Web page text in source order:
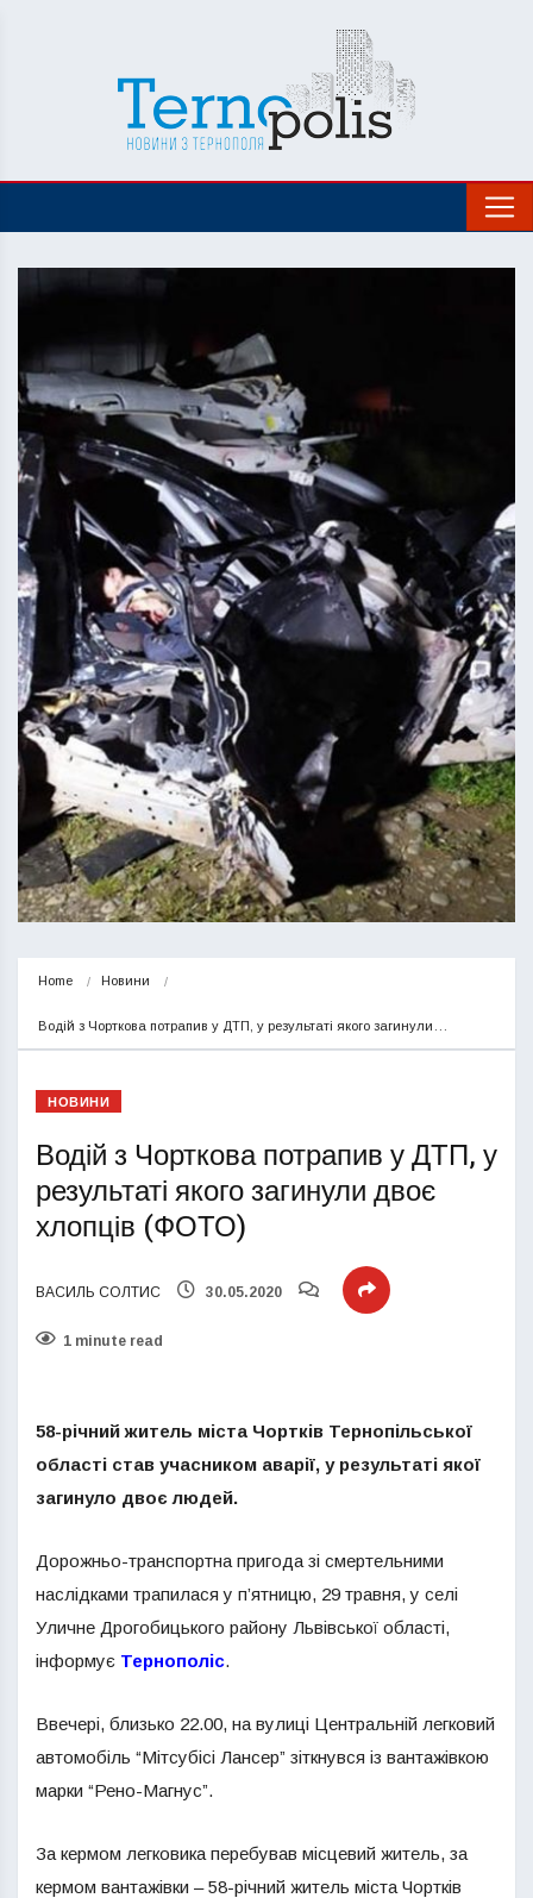
Home Новини
Водій з Чорткова потрапив у ДТП, у результаті якого загинули…
НОВИНИ
Водій з Чорткова потрапив у ДТП, у
результаті якого загинули двоє
хлопців (ФОТО)
ВАСИЛЬ СОЛТИС 30.05.2020
1 minute read
58-річний житель міста Чортків Тернопільської
області став учасником аварії, у результаті якої
загинуло двоє людей.
Дорожньо-транспортна пригода зі смертельними
наслідками трапилася у п’ятницю, 29 травня, у селі
Уличне Дрогобицького району Львівської області,
інформує Тернополіс.
Ввечері, близько 22.00, на вулиці Центральній легковий
автомобіль “Мітсубісі Лансер” зіткнувся із вантажівкою
марки “Рено-Магнус”.
За кермом легковика перебував місцевий житель, за
кермом вантажівки – 58-річний житель міста Чортків